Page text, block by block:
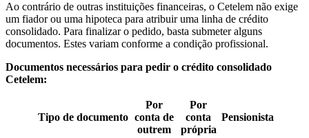
Ao contrário de outras instituições financeiras, o Cetelem não exige
um fiador ou uma hipoteca para atribuir uma linha de crédito
consolidado. Para finalizar o pedido, basta submeter alguns
documentos. Estes variam conforme a condição profissional.
Documentos necessários para pedir o crédito consolidado
Cetelem:
Tipo de documento
Por
conta de
outrem
Por
conta
própria
Pensionista